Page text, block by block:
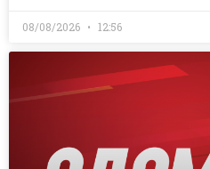
08/08/2026 12:56